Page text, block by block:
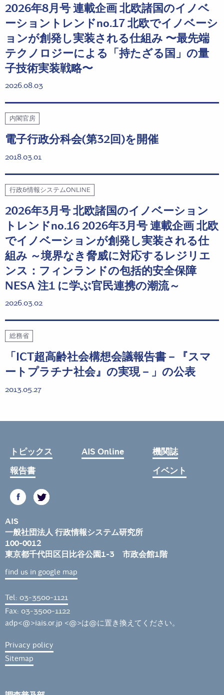
2026年8月号 連載企画 北欧諸国のイノベ
ーショントレンドno.17 北欧でイノベーシ
ョンが創発し実装される仕組み 〜最先端
テクノロジーによる「持たざる国」の量
子技術実装戦略〜
2026.08.03
内閣官房
電子行政分科会(第32回)を開催
2018.03.01
行政&情報システムONLINE
2026年3月号 北欧諸国のイノベーション
トレンドno.16 2026年3月号 連載企画 北欧
でイノベーションが創発し実装される仕
組み ～境界なき脅威に対応するレジリエ
ンス：フィンランドの包括的安全保障
NESA 注1 に学ぶ官民連携の潮流～
2026.03.02
総務省
「ICT超高齢社会構想会議報告書－『スマ
ートプラチナ社会』の実現－」の公表
2013.05.27
トピックス AIS Online
機関誌
報告書
イベント
AIS
一般社団法人 行政情報システム研究所
100-0012
東京都千代田区日比谷公園1-3 市政会館1階
find us in google map
Tel: 03-3500-1121
Fax: 03-3500-1122
adp<@>iais.or.jp <@>は@に置き換えてください。
Privacy policy
Sitemap